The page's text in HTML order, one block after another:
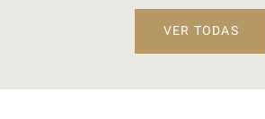
VER TODAS